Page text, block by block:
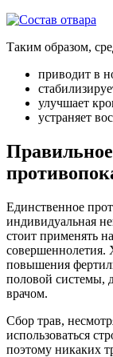
Таким образом,
приводит в
улучшает
устраняет
Единственное
индивидуальная
стоит применять
совершеннолетия.
повышения
половой системы,
врачом.
Сбор трав,
использоваться
поэтому никаких